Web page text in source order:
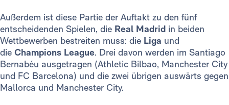
Außerdem ist diese Partie der Auftakt zu den fünf
entscheidenden Spielen, die Real Madrid in beiden
Wettbewerben bestreiten muss: die Liga und
die Champions League. Drei davon werden im Santiago
Bernabéu ausgetragen (Athletic Bilbao, Manchester City
und FC Barcelona) und die zwei übrigen auswärts gegen
Mallorca und Manchester City.